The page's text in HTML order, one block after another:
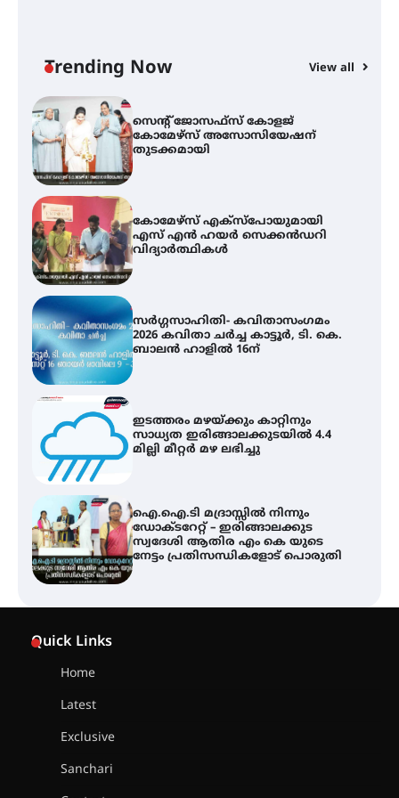
Trending Now View all
വെള്ളിയാഴ്ച സ്‌ക്രീൻ ചെയ്യുന്നു
സെന്റ് ജോസഫ്സ് കോളജ്
കോമേഴ്‌സ് അസോസിയേഷന്
തുടക്കമായി
കോമേഴ്സ് എക്സ്പോയുമായി
എസ് എൻ ഹയർ സെക്കൻഡറി
വിദ്യാർത്ഥികൾ
സർഗ്ഗസാഹിതി- കവിതാസംഗമം
2026 കവിതാ ചർച്ച കാട്ടൂർ, ടി. കെ.
ബാലൻ ഹാളിൽ 16ന്
ഇടത്തരം മഴയ്ക്കും കാറ്റിനും
സാധ്യത ഇരിങ്ങാലക്കുടയിൽ 4.4
മില്ലി മീറ്റർ മഴ ലഭിച്ചു
ഐ.ഐ.ടി മദ്രാസ്സിൽ നിന്നും
ഡോക്ടറേറ്റ് – ഇരിങ്ങാലക്കുട
സ്വദേശി ആതിര എം കെ യുടെ
നേട്ടം പ്രതിസന്ധികളോട് പൊരുതി
Quick Links
Home
Latest
Exclusive
Sanchari